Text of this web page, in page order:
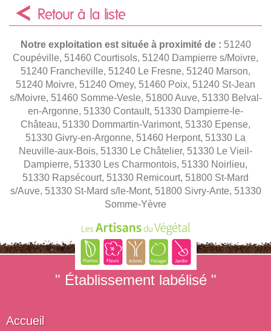
Retour à la liste
Notre exploitation est située à proximité de : 51240
Coupéville, 51460 Courtisols, 51240 Dampierre s/Moivre,
51240 Francheville, 51240 Le Fresne, 51240 Marson,
51240 Moivre, 51240 Omey, 51460 Poix, 51240 St-Jean
s/Moivre, 51460 Somme-Vesle, 51800 Auve, 51330 Belval-
en-Argonne, 51330 Contault, 51330 Dampierre-le-
Château, 51330 Dommartin-Varimont, 51330 Epense,
51330 Givry-en-Argonne, 51460 Herpont, 51330 La
Neuville-aux-Bois, 51330 Le Châtelier, 51330 Le Vieil-
Dampierre, 51330 Les Charmontois, 51330 Noirlieu,
51330 Rapsécourt, 51330 Remicourt, 51800 St-Mard
s/Auve, 51330 St-Mard s/le-Mont, 51800 Sivry-Ante, 51330
Somme-Yèvre
" Établissement labélisé "
Accueil